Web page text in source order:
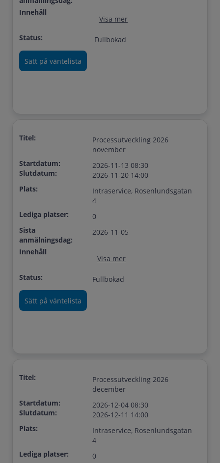
Innehåll
Visa mer
Status:
Fullbokad
Titel:
Processutveckling 2026
november
Startdatum:
Slutdatum:
2026-11-13 08:30
2026-11-20 14:00
Plats:
Intraservice, Rosenlundsgatan
4
Lediga platser:
0
Sista
anmälningsdag:
2026-11-05
Innehåll
Visa mer
Status:
Fullbokad
Titel:
Processutveckling 2026
december
Startdatum:
Slutdatum:
2026-12-04 08:30
2026-12-11 14:00
Plats:
Intraservice, Rosenlundsgatan
4
Lediga platser:
0